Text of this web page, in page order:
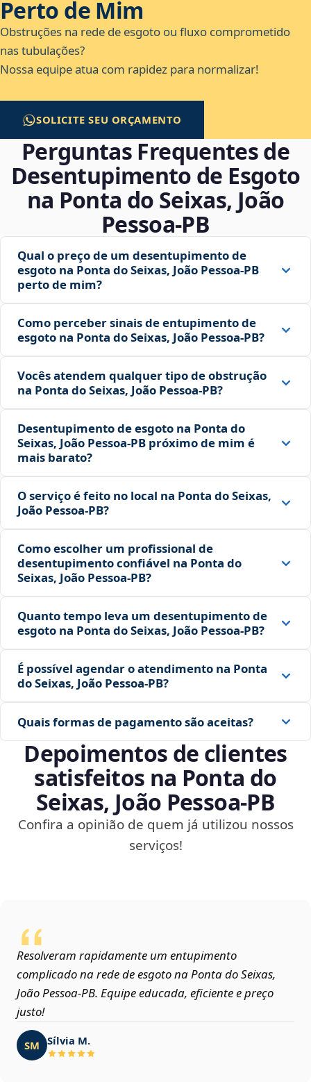
Perto de Mim
Obstruções na rede de esgoto ou fluxo comprometido
nas tubulações?
Nossa equipe atua com rapidez para normalizar!
SOLICITE SEU ORÇAMENTO
Perguntas Frequentes de
Desentupimento de Esgoto
na Ponta do Seixas, João
Pessoa‑PB
Qual o preço de um desentupimento de
esgoto na Ponta do Seixas, João Pessoa‑PB
perto de mim?
Como perceber sinais de entupimento de
esgoto na Ponta do Seixas, João Pessoa‑PB?
Vocês atendem qualquer tipo de obstrução
na Ponta do Seixas, João Pessoa‑PB?
Desentupimento de esgoto na Ponta do
Seixas, João Pessoa‑PB próximo de mim é
mais barato?
O serviço é feito no local na Ponta do Seixas,
João Pessoa‑PB?
Como escolher um profissional de
desentupimento confiável na Ponta do
Seixas, João Pessoa‑PB?
Quanto tempo leva um desentupimento de
esgoto na Ponta do Seixas, João Pessoa‑PB?
É possível agendar o atendimento na Ponta
do Seixas, João Pessoa‑PB?
Quais formas de pagamento são aceitas?
Depoimentos de clientes
satisfeitos na Ponta do
Seixas, João Pessoa‑PB
Confira a opinião de quem já utilizou nossos
serviços!
Resolveram rapidamente um entupimento
complicado na rede de esgoto na Ponta do Seixas,
João Pessoa‑PB. Equipe educada, eficiente e preço
justo!
SM Sílvia M.